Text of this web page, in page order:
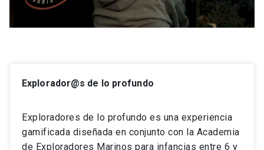
Explorador@s de lo profundo
Exploradores de lo profundo es una experiencia
gamificada diseñada en conjunto con la Academia
de Exploradores Marinos para infancias entre 6 y